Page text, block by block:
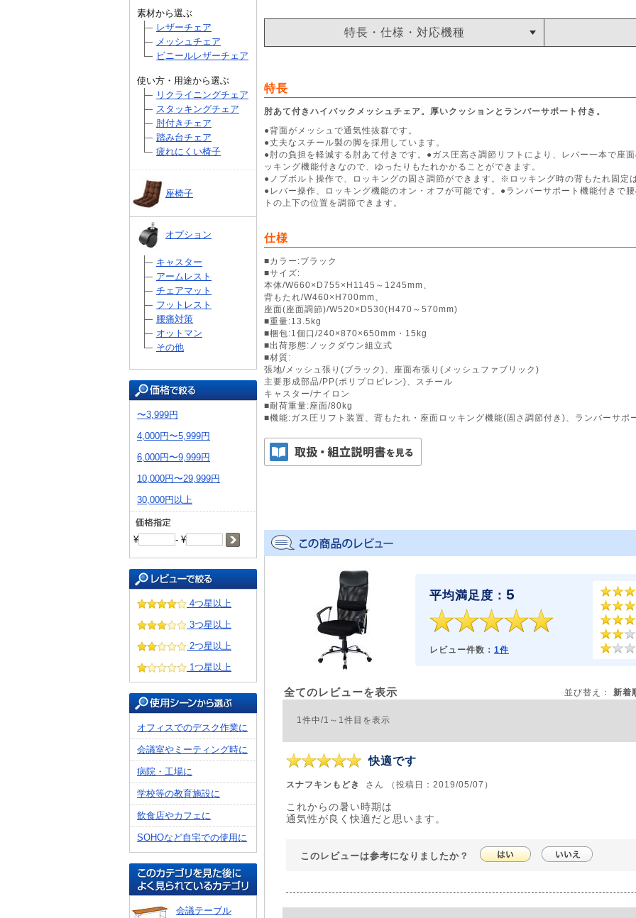
素材から選ぶ
レザーチェア
メッシュチェア
ビニールレザーチェア
使い方・用途から選ぶ
リクライニングチェア
スタッキングチェア
肘付きチェア
踏み台チェア
疲れにくい椅子
座椅子
オプション
キャスター
アームレスト
チェアマット
フットレスト
腰痛対策
オットマン
その他
〜3,999円
4,000円〜5,999円
6,000円〜9,999円
10,000円〜29,999円
30,000円以上
¥ - ¥
4つ星以上
3つ星以上
2つ星以上
1つ星以上
オフィスでのデスク作業に
会議室やミーティング時に
病院・工場に
学校等の教育施設に
飲食店やカフェに
SOHOなど自宅での使用に
会議テーブル
特長・仕様・対応機種
特長
肘あて付きハイバックメッシュチェア。厚いクッションとランバーサポート付き。
●背面がメッシュで通気性抜群です。
●丈夫なスチール製の脚を採用しています。
●肘の負担を軽減する肘あて付きです。●ガス圧高さ調節リフトにより、レバー一本で座
ッキング機能付きなので、ゆったりもたれかかることができます。
●ノブボルト操作で、ロッキングの固さ調節ができます。※ロッキング時の背もたれ固定
●レバー操作、ロッキング機能のオン・オフが可能です。●ランバーサポート機能付きで
トの上下の位置を調節できます。
仕様
■カラー:ブラック
■サイズ:
本体/W660×D755×H1145～1245mm、
背もたれ/W460×H700mm、
座面(座面調節)/W520×D530(H470～570mm)
■重量:13.5kg
■梱包:1個口/240×870×650mm・15kg
■出荷形態:ノックダウン組立式
■材質:
張地/メッシュ張り(ブラック)、座面布張り(メッシュファブリック)
主要形成部品/PP(ポリプロピレン)、スチール
キャスター/ナイロン
■耐荷重量:座面/80kg
■機能:ガス圧リフト装置、背もたれ・座面ロッキング機能(固さ調節付き)、ランバーサポ
平均満足度： 5
レビュー件数： 1件
全てのレビューを表示 並び替え： 新着
1件中/1～1件目を表示
快適です
スナフキンもどき さん （投稿日：2019/05/07）
これからの暑い時期は
通気性が良く快適だと思います。
このレビューは参考になりましたか？